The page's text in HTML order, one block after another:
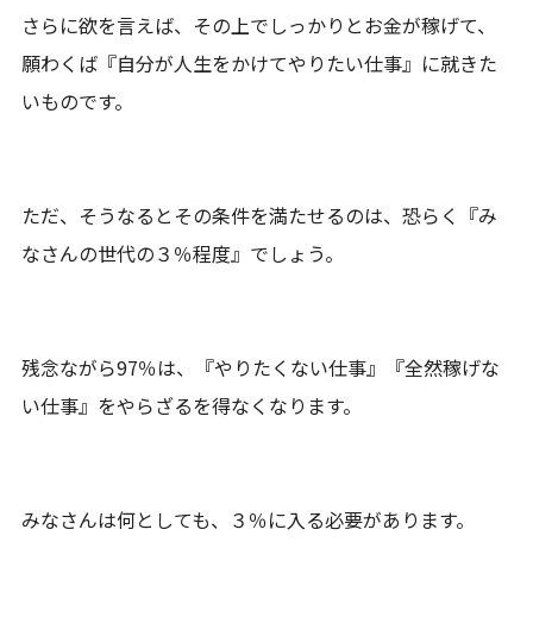
さらに欲を言えば、その上でしっかりとお金が稼げて、
願わくば『自分が人生をかけてやりたい仕事』に就きた
いものです。
ただ、そうなるとその条件を満たせるのは、恐らく『み
なさんの世代の３％程度』でしょう。
残念ながら97％は、『やりたくない仕事』『全然稼げな
い仕事』をやらざるを得なくなります。
みなさんは何としても、３％に入る必要があります。